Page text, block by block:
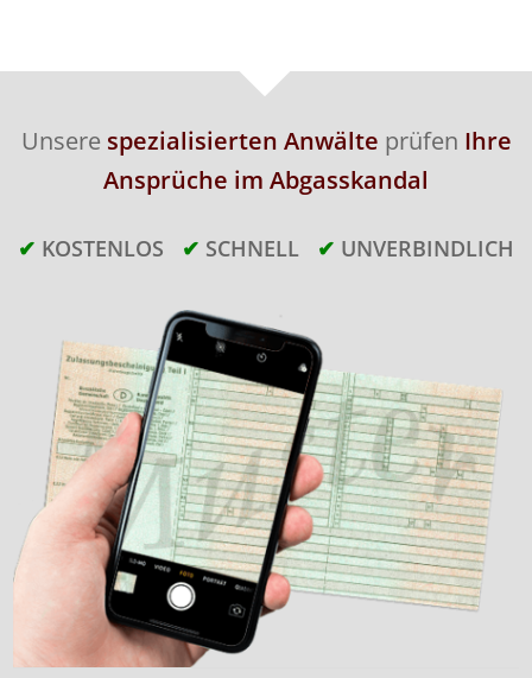
Unsere spezialisierten Anwälte prüfen Ihre
Ansprüche im Abgasskandal
✔ KOSTENLOS ✔ SCHNELL ✔ UNVERBINDLICH